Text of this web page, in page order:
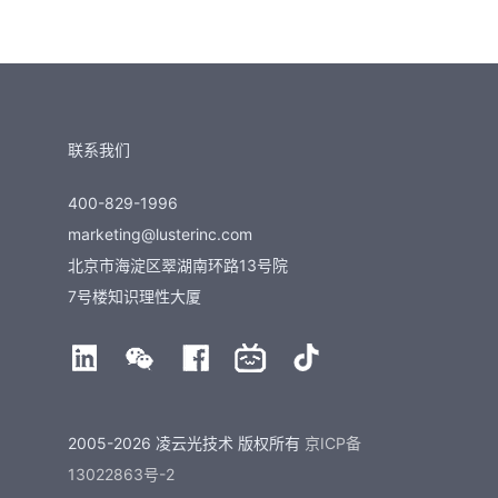
联系我们
400-829-1996
marketing@lusterinc.com
北京市海淀区翠湖南环路13号院
7号楼知识理性大厦
2005-2026 凌云光技术 版权所有 京ICP备
13022863号-2